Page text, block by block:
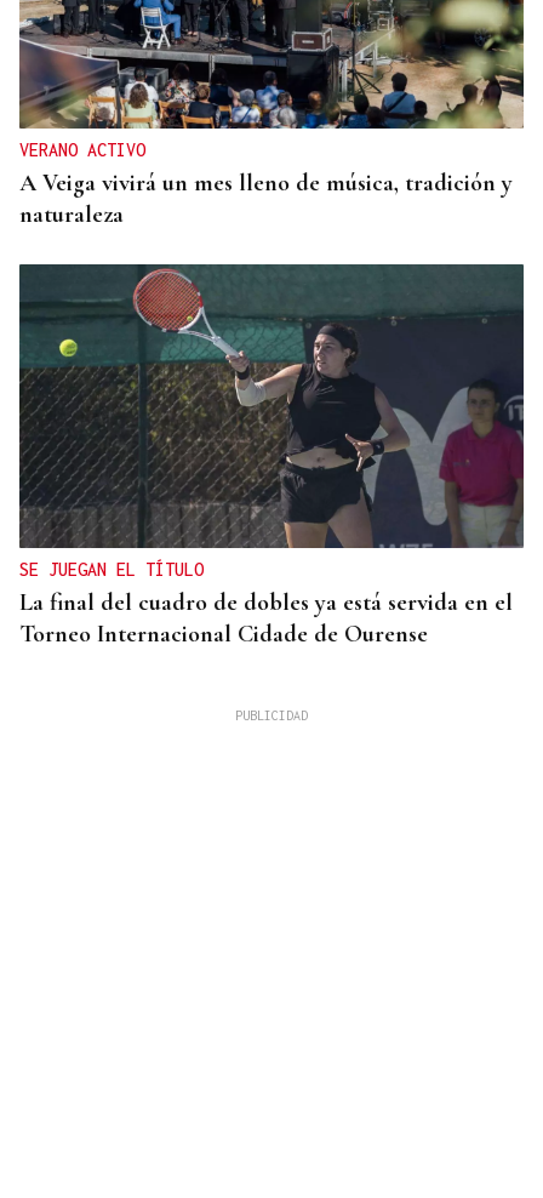
VERANO ACTIVO
A Veiga vivirá un mes lleno de música, tradición y
naturaleza
SE JUEGAN EL TÍTULO
La final del cuadro de dobles ya está servida en el
Torneo Internacional Cidade de Ourense